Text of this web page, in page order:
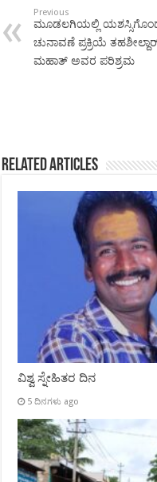
Previous
ಮೂಡಲಗಿಯಲ್ಲಿ
ಚುನಾವಣೆ ಪ್ರಕ್ರಿಯೆ
ಮಹಾತ್ ಅವರ ಪರಿಶ್ರಮ
Related Articles
ವಿಶ್ವ ಸ್ನೇಹಿತರ ದಿನ
5 ದಿನಗಳು ago